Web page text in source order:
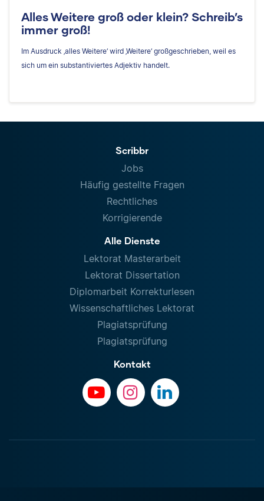
Alles Weitere groß oder klein? Schreib’s
immer groß!
Im Ausdruck ‚alles Weitere‘ wird ‚Weitere‘ großgeschrieben, weil es
sich um ein substantiviertes Adjektiv handelt.
Scribbr
Jobs
Häufig gestellte Fragen
Rechtliches
Korrigierende
Alle Dienste
Lektorat Masterarbeit
Lektorat Dissertation
Diplomarbeit Korrekturlesen
Wissenschaftliches Lektorat
Plagiatsprüfung
Plagiatsprüfung
Kontakt